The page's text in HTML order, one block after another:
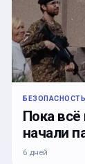
БЕЗОПАСНОСТЬ
Пока
начали
6 дней